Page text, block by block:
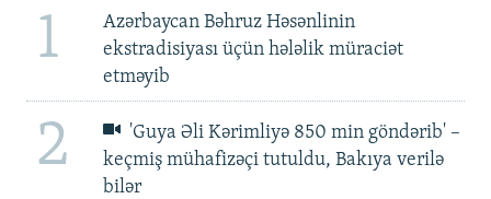
1
Azərbaycan Bəhruz Həsənlinin
ekstradisiyası üçün hələlik müraciət
etməyib
2
'Guya Əli Kərimliyə 850 min göndərib' –
keçmiş mühafizəçi tutuldu, Bakıya verilə
bilər